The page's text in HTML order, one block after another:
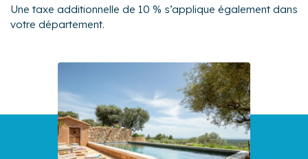
Une taxe additionnelle de 10 % s’applique également dans
votre département.